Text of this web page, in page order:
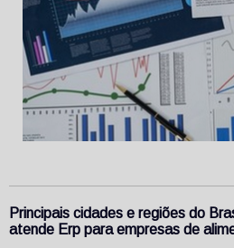
Principais cidades e regiões do
atende Erp para empresas de